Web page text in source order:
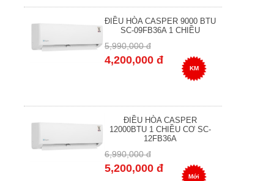
ĐIỀU HÒA CASPER 9000 BTU
SC-09FB36A 1 CHIỀU
5,990,000 đ
4,200,000 đ
KM
ĐIỀU HÒA CASPER
12000BTU 1 CHIỀU CƠ SC-
12FB36A
6,990,000 đ
5,200,000 đ
Mới